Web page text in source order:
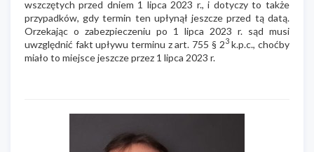
wszczętych przed dniem 1 lipca 2023 r., i dotyczy to także
przypadków, gdy termin ten upłynął jeszcze przed tą datą.
Orzekając o zabezpieczeniu po 1 lipca 2023 r. sąd musi
uwzględnić fakt upływu terminu z art. 755 § 23k.p.c., choćby
miało to miejsce jeszcze przez 1 lipca 2023 r.